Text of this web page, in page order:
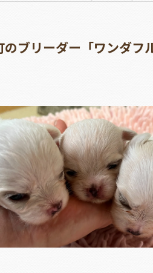
ブリーダー「ワンダフ